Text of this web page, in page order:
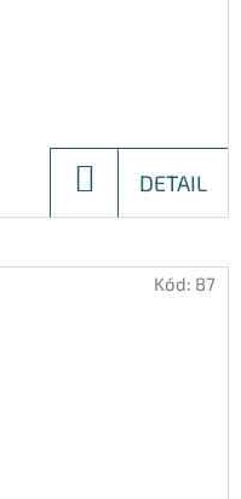
KOŠÍKU
DETAIL
Kód: 87